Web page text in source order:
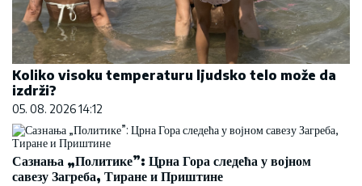
Koliko visoku temperaturu ljudsko telo može da
izdrži?
05. 08. 2026 14:12
Сазнања „Политике”: Црна Гора следећа у војном
савезу Загреба, Тиране и Приштине